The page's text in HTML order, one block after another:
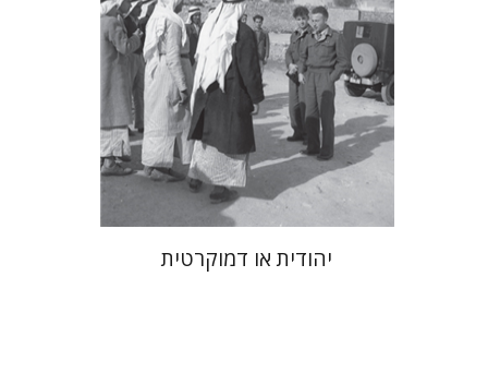
הנחת אתר ספר מודפס
$35
$32
יהודית או דמוקרטית